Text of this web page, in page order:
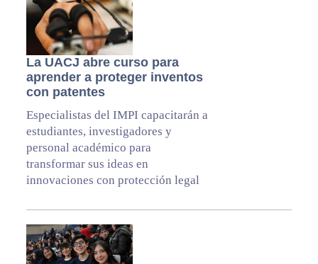
La UACJ abre curso para
aprender a proteger inventos
con patentes
Especialistas del IMPI capacitarán a
estudiantes, investigadores y
personal académico para
transformar sus ideas en
innovaciones con protección legal